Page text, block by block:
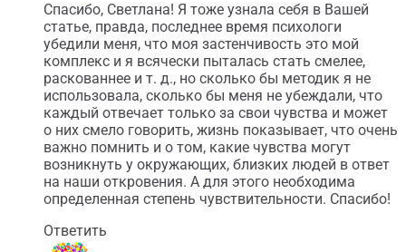
Спасибо, Светлана! Я тоже узнала себя в Вашей
статье, правда, последнее время психологи
убедили меня, что моя застенчивость это мой
комплекс и я всячески пыталась стать смелее,
раскованнее и т. д., но сколько бы методик я не
использовала, сколько бы меня не убеждали, что
каждый отвечает только за свои чувства и может
о них смело говорить, жизнь показывает, что очень
важно помнить и о том, какие чувства могут
возникнуть у окружающих, близких людей в ответ
на наши откровения. А для этого необходима
определенная степень чувствительности. Спасибо!
Ответить